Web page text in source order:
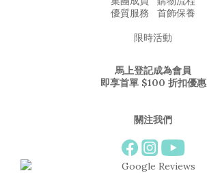
優質服務
首飾保養
限時活動
馬上登記成為會員
即享首單 $100 折扣優惠
關注我們